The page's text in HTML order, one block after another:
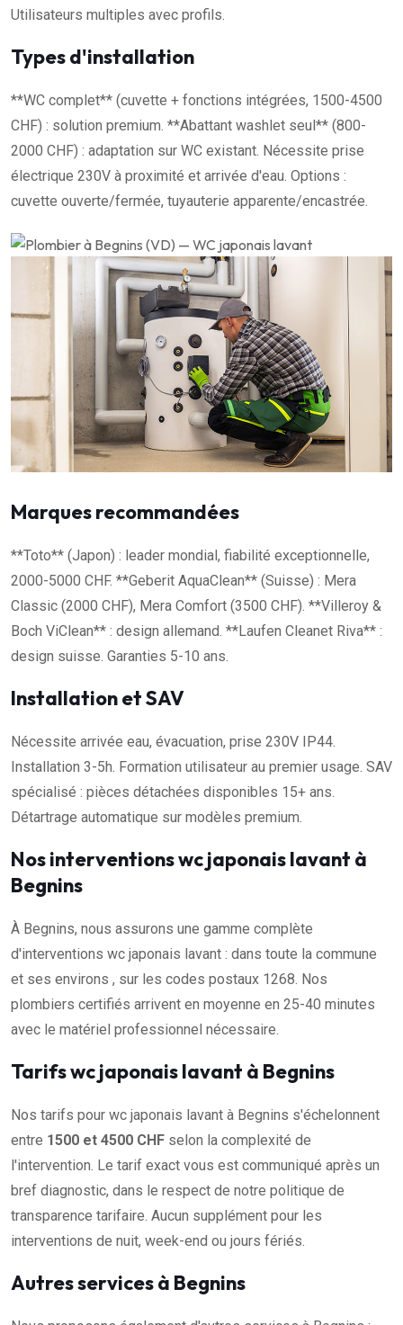
Utilisateurs multiples avec profils.
Types d'installation
**WC complet** (cuvette + fonctions intégrées, 1500-4500
CHF) : solution premium. **Abattant washlet seul** (800-
2000 CHF) : adaptation sur WC existant. Nécessite prise
électrique 230V à proximité et arrivée d'eau. Options :
cuvette ouverte/fermée, tuyauterie apparente/encastrée.
Marques recommandées
**Toto** (Japon) : leader mondial, fiabilité exceptionnelle,
2000-5000 CHF. **Geberit AquaClean** (Suisse) : Mera
Classic (2000 CHF), Mera Comfort (3500 CHF). **Villeroy &
Boch ViClean** : design allemand. **Laufen Cleanet Riva** :
design suisse. Garanties 5-10 ans.
Installation et SAV
Nécessite arrivée eau, évacuation, prise 230V IP44.
Installation 3-5h. Formation utilisateur au premier usage. SAV
spécialisé : pièces détachées disponibles 15+ ans.
Détartrage automatique sur modèles premium.
Nos interventions wc japonais lavant à
Begnins
À Begnins, nous assurons une gamme complète
d'interventions wc japonais lavant : dans toute la commune
et ses environs , sur les codes postaux 1268. Nos
plombiers certifiés arrivent en moyenne en 25-40 minutes
avec le matériel professionnel nécessaire.
Tarifs wc japonais lavant à Begnins
Nos tarifs pour wc japonais lavant à Begnins s'échelonnent
entre 1500 et 4500 CHF selon la complexité de
l'intervention. Le tarif exact vous est communiqué après un
bref diagnostic, dans le respect de notre politique de
transparence tarifaire. Aucun supplément pour les
interventions de nuit, week-end ou jours fériés.
Autres services à Begnins